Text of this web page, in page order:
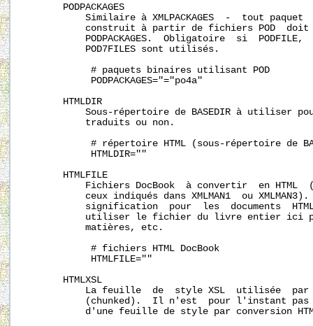
       PODPACKAGES
Similaire à XMLPACKAGES  -  tout paquet
construit à partir de fichiers POD
PODPACKAGES.  Obligatoire  si  PODFILE,
           POD7FILES sont utilisés.
            # paquets binaires utilisant POD
            PODPACKAGES="="po4a"
       HTMLDIR
Sous-répertoire de BASEDIR à utiliser
           traduits ou non.
# répertoire HTML (sous-répertoire de
            HTMLDIR=""
       HTMLFILE
Fichiers DocBook  à convertir  en HTML
ceux indiqués dans XMLMAN1  ou
signification  pour  les  documents
utiliser le fichier du livre entier ici
           matières, etc.
            # fichiers HTML DocBook
            HTMLFILE=""
       HTMLXSL
La feuille  de  style XSL  utilisée
(chunked).  Il n'est  pour l'instant
d'une feuille de style par conversion